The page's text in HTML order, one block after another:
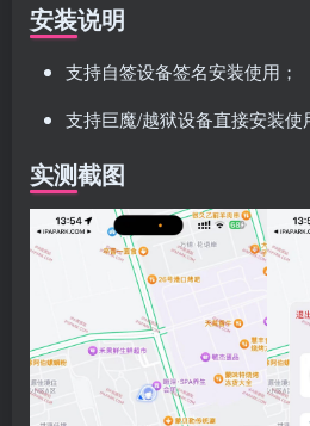
安装说明
支持自签设备签名安装使用；
支持巨魔/越狱设备直接安装使
实测截图